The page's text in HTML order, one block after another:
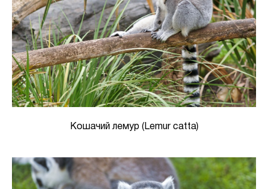
Кошачий лемур (Lemur catta)